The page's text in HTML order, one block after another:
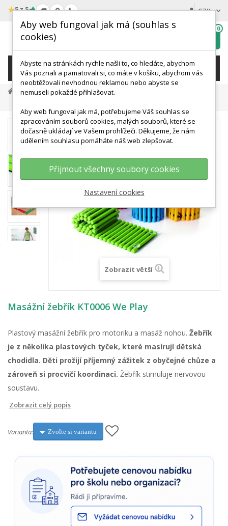
★5 z 5 CZK
wishlist
0
KATEGORIE
Terapie A Rehabilitace
Zobrazit větší
Masážní žebřík KT0006 We Play
Plastový masážní žebřík pro motoriku a masáž nohou. Žebřík
je z několika plastových tyček, které masírují dětská
chodidla. Děti prožijí příjemný zážitek z obyčejné chůze a
zároveň si procvičí koordinaci. Žebřík stimuluje nervovou
soustavu.
Zobrazit celý popis
Varianta: Zvolte si variantu
Aby web fungoval jak má (souhlas s
cookies)
Abyste na stránkách rychle našli to, co hledáte, abychom
Vás poznali a pamatovali si, co máte v košíku, abychom vás
neobtěžovali nevhodnou reklamou nebo abyste se
nemuseli pokaždé přihlašovat.
Aby web fungoval jak má, potřebujeme Váš souhlas se
zpracováním souborů cookies, malých souborů, které se
dočasně ukládají ve Vašem prohlížeči. Děkujeme, že nám
udělením souhlasu pomáháte náš web zlepšovat.
Přijmout všechny soubory cookies
Nastavení cookies